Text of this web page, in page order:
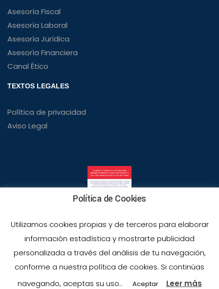
Asesoría Fiscal
Asesoría Laboral
Asesoría Jurídica
Asesoría Financiera
Canal Ético
TEXTOS LEGALES
Política de privacidad
Aviso Legal
Política de Cookies
Utilizamos cookies propias y de terceros para elaborar
información estadística y mostrarte publicidad
personalizada a través del análisis de tu navegación,
conforme a nuestra política de cookies. Si continúas
navegando, aceptas su uso..
Aceptar Leer más